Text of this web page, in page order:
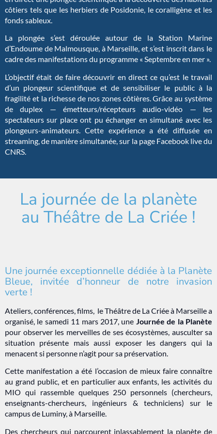
côtiers tels que les herbiers de Posidonie, le coralligène et les
fonds sableux.
La plongée s’est déroulée autour de la Station Marine
d’Endoume de Malmousque, à Marseille, et s’est inscrit dans le
cadre des manifestations du programme « Septembre en mer ».
L’objectif était de faire découvrir en direct ce qu’est le travail
d’un plongeur scientifique et de sensibiliser le public à la
fragilité et la richesse de nos zones côtières. Grâce au système
de duplex — émetteurs/récepteurs audio-vidéo — les
spectateurs sur place ont pu échanger en simultané avec les
plongeurs-animateurs. Cette expérience a été diffusée en
streaming, de manière simultanée, sur la page Facebook live du
CNRS.
La journée de la planète
au Théâtre de La Criée !
Une journée exceptionnelle dédiée à la Planète
Bleue, invitée d’honneur de notre invasion
verte !
Ateliers, conférences, films, le Théâtre de La Criée à Marseille a
organisé, le samedi 11 mars 2017, une Journée de la Planète
pour observer les merveilles de ses écosystèmes, ausculter sa
situation présente mais aussi exposer les dangers qui la
menacent si personne n’agit pour sa préservation.
Cette manifestation a été l’occasion de mieux faire connaître
au grand public, et en particulier aux enfants, les activités du
MIO qui rassemble quelques 250 personnels (chercheurs,
enseignants-chercheurs, ingénieurs & techniciens) sur le
campus de Luminy, à Marseille.
Des chercheurs qui parcourent inlassablement la planète de